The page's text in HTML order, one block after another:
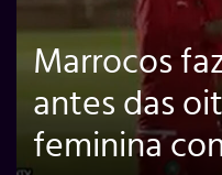
Marrocos
antes das
feminina